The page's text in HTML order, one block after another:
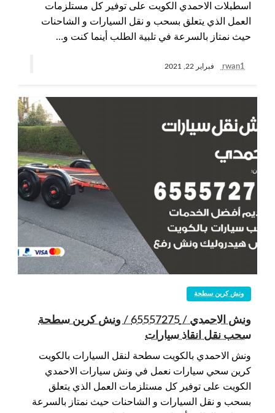
اسطبلات الاحمدي الكويت على توفير كل مستلزمات
العمل الذي يتعلق بسحب و نقل السيارات و الشاحنات
حيث نمتاز بالسرعة في تلبية الطلب أينما كنت و…
rwan1 فبراير 22, 2021
ونش كرين سطحة
ونش الاحمدي / 65557275 / ونش كرين سطحة
سحب نقل انقاذ سيارات
ونش الاحمدي بالكويت سطحة لنقل السيارات بالكويت
كرين سحي سيارات نعمل في ونش سيارات الاحمدي
الكويت على توفير كل مستلزمات العمل الذي يتعلق
بسحب و نقل السيارات و الشاحنات حيث نمتاز بالسرعة